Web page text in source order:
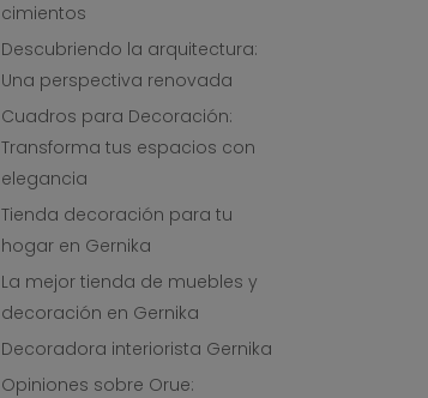
cimientos
Descubriendo la arquitectura:
Una perspectiva renovada
Cuadros para Decoración:
Transforma tus espacios con
elegancia
Tienda decoración para tu
hogar en Gernika
La mejor tienda de muebles y
decoración en Gernika
Decoradora interiorista Gernika
Opiniones sobre Orue: